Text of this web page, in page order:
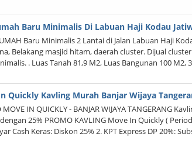
Baru Minimalis Di Labuan Haji Kodau
Baru Minimalis 2 Lantai di Jalan Labuan Haji
Belakang masjid hitam, daerah cluster. Dijual
. Luas Tanah 81,9 M2, Luas Bangunan 100 M2,
Quickly Kavling Murah Banjar Wijaya
MOVE IN QUICKLY - BANJAR WIJAYA TANGERANG
25% PROMO KAVLING Move In Quickly (
Cash Keras: Diskon 25% 2. KPT Express DP 20%: